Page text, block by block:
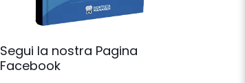
Segui la nostra Pagina
Facebook